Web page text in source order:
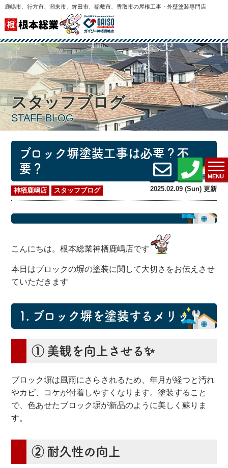
鹿嶋市、行方市、潮来市、鉾田市、稲敷市、香取市の屋根工事・外壁塗装専門店
MENU
スタッフブログ
STAFF BLOG
ブロック塀塗装工事は必要？不
要？
神栖鹿嶋店 スタッフブログ 2025.02.09 (Sun) 更新
こんにちは。根本総業神栖鹿嶋店です
本日はブロックの塀の塗装に関して大切さをお伝えさせ
ていただきます
1. ブロック塀を塗装するメリット
① 美観を向上させる✨
ブロック塀は風雨にさらされるため、年月が経つと汚れ
やカビ、コケが付着しやすくなります。塗装すること
で、色あせたブロック塀が新品のように美しく蘇りま
す。
② 耐久性の向上